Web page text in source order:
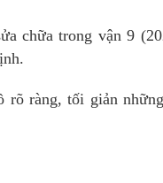
chữa trong vận 9
rõ ràng, tối giản